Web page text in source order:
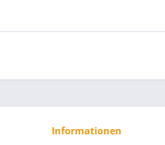
Informationen